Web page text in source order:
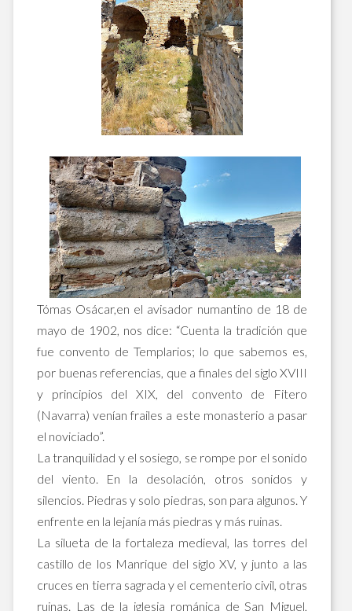
Tómas Osácar,en el avisador numantino de 18 de
mayo de 1902, nos dice: “Cuenta la tradición que
fue convento de Templarios; lo que sabemos es,
por buenas referencias, que a finales del siglo XVIII
y principios del XIX, del convento de Fitero
(Navarra) venían frailes a este monasterio a pasar
el noviciado”.
La tranquilidad y el sosiego, se rompe por el sonido
del viento. En la desolación, otros sonidos y
silencios. Piedras y solo piedras, son para algunos. Y
enfrente en la lejanía más piedras y más ruinas.
La silueta de la fortaleza medieval, las torres del
castillo de los Manrique del siglo XV, y junto a las
cruces en tierra sagrada y el cementerio civil, otras
ruinas. Las de la iglesia románica de San Miguel,